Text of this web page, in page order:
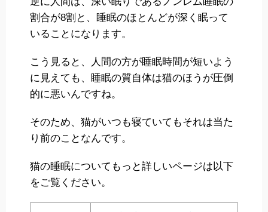
割合が8割と、睡眠のほとんどが深く眠って
いることになります。
こう見ると、人間の方が睡眠時間が短いよう
に見えても、睡眠の質自体は猫のほうが圧倒
的に悪いんですね。
そのため、猫がいつも寝ていてもそれは当た
り前のことなんです。
猫の睡眠についてもっと詳しいページは以下
をご覧ください。